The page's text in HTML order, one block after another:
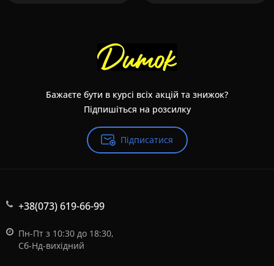
Бажаєте бути в курсі всіх акцій та знижок?
Підпишіться на розсилку
Підписатися
+38(073) 619-66-99
Пн-Пт з 10:30 до 18:30,
Сб-Нд-вихідний